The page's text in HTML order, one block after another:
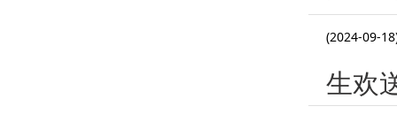
(2024-09-
生欢